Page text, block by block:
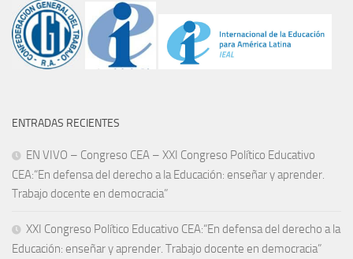
ENTRADAS RECIENTES
EN VIVO – Congreso CEA – XXI Congreso Político Educativo
CEA:“En defensa del derecho a la Educación: enseñar y aprender.
Trabajo docente en democracia”
XXI Congreso Político Educativo CEA:“En defensa del derecho a la
Educación: enseñar y aprender. Trabajo docente en democracia”